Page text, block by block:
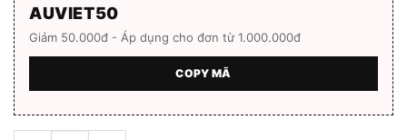
AUVIET50
Giảm 50.000đ - Áp dụng cho đơn từ 1.000.000đ
COPY MÃ